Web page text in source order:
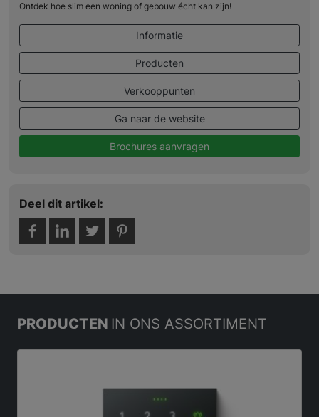
Ontdek hoe slim een woning of gebouw écht kan zijn!
Informatie
Producten
Verkooppunten
Ga naar de website
Brochures aanvragen
Deel dit artikel:
PRODUCTEN IN ONS ASSORTIMENT